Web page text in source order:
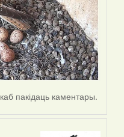
каб пакідаць каментары.